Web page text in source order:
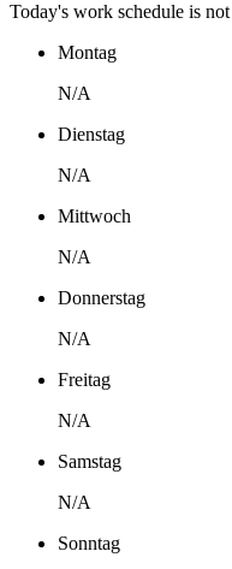
Today's work schedule is
Montag
N/A
Dienstag
N/A
Mittwoch
N/A
Donnerstag
N/A
Freitag
N/A
Samstag
N/A
Sonntag